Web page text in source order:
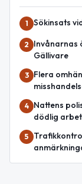
1 Sökinsats
2
Invånarnas
Gällivare
3
Flera
4
Nattens
dödlig
5